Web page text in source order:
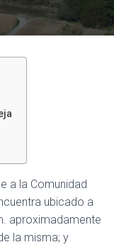
a la Comunidad
ubicado a
aproximadamente
la misma; y